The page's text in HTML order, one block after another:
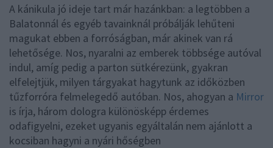
A kánikula jó ideje tart már hazánkban: a legtöbben a
Balatonnál és egyéb tavainknál próbálják lehűteni
magukat ebben a forróságban, már akinek van rá
lehetősége. Nos, nyaralni az emberek többsége autóval
indul, amíg pedig a parton sütkérezünk, gyakran
elfelejtjük, milyen tárgyakat hagytunk az időközben
tűzforróra felmelegedő autóban. Nos, ahogyan a Mirror
is írja, három dologra különösképp érdemes
odafigyelni, ezeket ugyanis egyáltalán nem ajánlott a
kocsiban hagyni a nyári hőségben